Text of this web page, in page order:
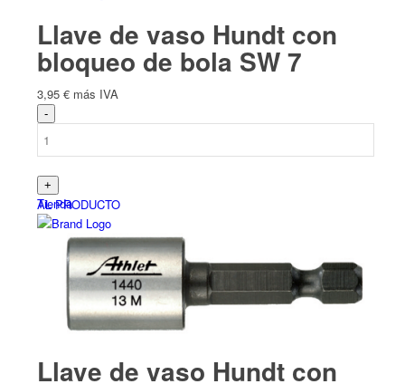
Tienda
Productos
Llave de vaso Hundt con
bloqueo de bola SW 7
3,95 € más IVA
AL PRODUCTO
Llave de vaso Hundt con